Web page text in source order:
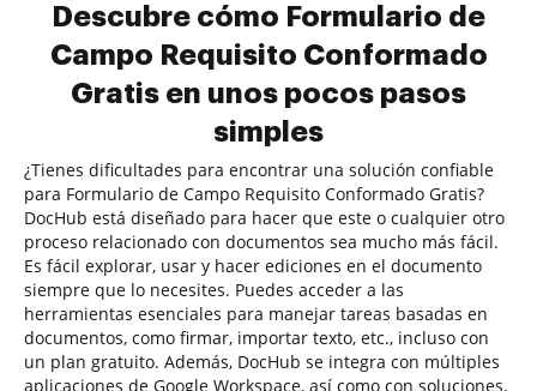
Descubre cómo Formulario de
Campo Requisito Conformado
Gratis en unos pocos pasos
simples
¿Tienes dificultades para encontrar una solución confiable
para Formulario de Campo Requisito Conformado Gratis?
DocHub está diseñado para hacer que este o cualquier otro
proceso relacionado con documentos sea mucho más fácil.
Es fácil explorar, usar y hacer ediciones en el documento
siempre que lo necesites. Puedes acceder a las
herramientas esenciales para manejar tareas basadas en
documentos, como firmar, importar texto, etc., incluso con
un plan gratuito. Además, DocHub se integra con múltiples
aplicaciones de Google Workspace, así como con soluciones,